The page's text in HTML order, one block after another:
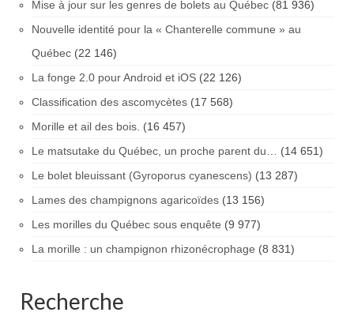
Mise à jour sur les genres de bolets au Québec (81 936)
Nouvelle identité pour la « Chanterelle commune » au
Québec (22 146)
La fonge 2.0 pour Android et iOS (22 126)
Classification des ascomycètes (17 568)
Morille et ail des bois. (16 457)
Le matsutake du Québec, un proche parent du… (14 651)
Le bolet bleuissant (Gyroporus cyanescens) (13 287)
Lames des champignons agaricoïdes (13 156)
Les morilles du Québec sous enquête (9 977)
La morille : un champignon rhizonécrophage (8 831)
Recherche